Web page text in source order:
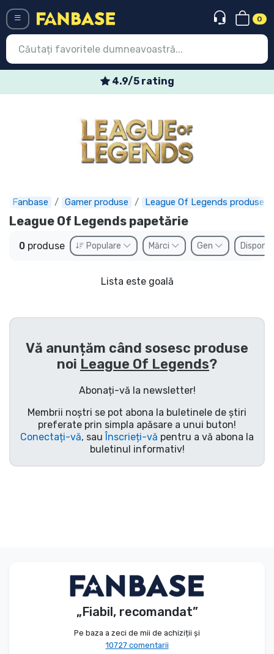
0
4.9/5 rating
Fanbase Gamer produse League Of Legends produse
League Of Legends papetărie
0 produse Populare Mărci Gen
Lista este goală
Vă anunțăm când sosesc produse
noi League Of Legends?
Abonați-vă la newsletter!
Membrii noștri se pot abona la buletinele de știri
preferate prin simpla apăsare a unui buton!
Conectați-vă, sau Înscrieți-vă pentru a vă abona la
buletinul informativ!
„Fiabil, recomandat”
Pe baza a zeci de mii de achiziții și
10727 comentarii
Expres
Precomenzi
Outlet produse
Transport și plată
Sortare după serie
Sortare după filme
Sortare după desene animate
Sortare după Anime
Sortare după jocuri